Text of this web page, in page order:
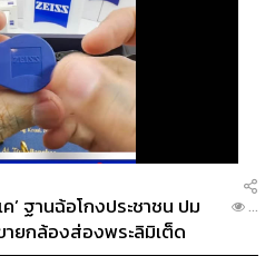
’ ฐานฉ้อโกงประชาชน ปม
ยกล้องส่องพระลิมิเต็ด
...